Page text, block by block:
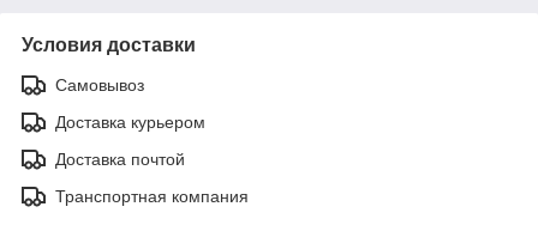
Условия доставки
Самовывоз
Доставка курьером
Доставка почтой
Транспортная компания